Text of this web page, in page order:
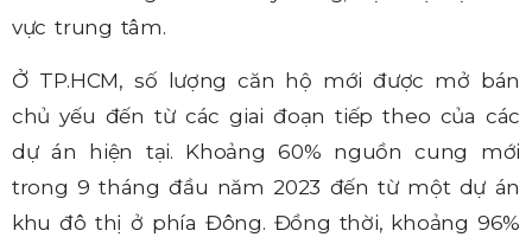
vực trung tâm.
Ở TP.HCM, số lượng căn hộ mới được mở bán
chủ yếu đến từ các giai đoạn tiếp theo của các
dự án hiện tại. Khoảng 60% nguồn cung mới
trong 9 tháng đầu năm 2023 đến từ một dự án
khu đô thị ở phía Đông. Đồng thời, khoảng 96%